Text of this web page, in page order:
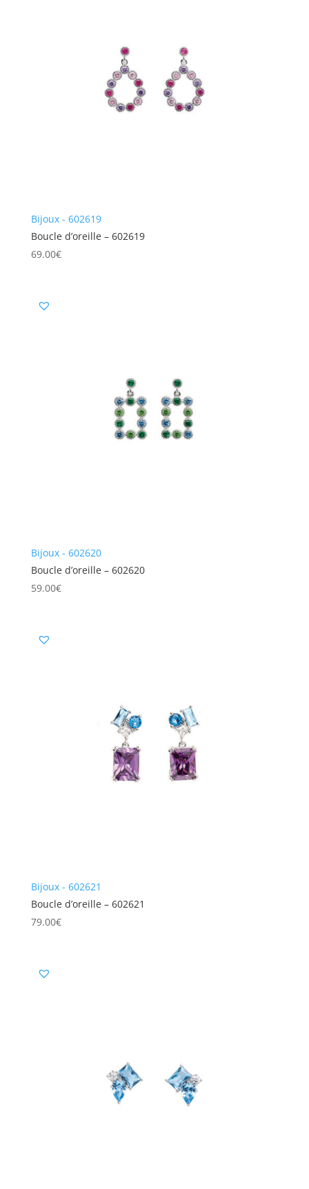
Bijoux - 602619
Boucle d’oreille – 602619
69.00€
Bijoux - 602620
Boucle d’oreille – 602620
59.00€
Bijoux - 602621
Boucle d’oreille – 602621
79.00€